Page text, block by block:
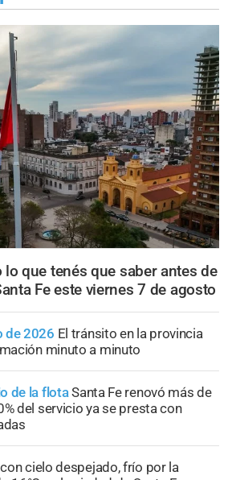
lo que tenés que saber antes de
Fe este viernes 7 de agosto
de 2026 El tránsito en la provincia
minuto a minuto
de la flotaSanta Fe renovó más de
del servicio ya se presta con
cielo despejado, frío por la